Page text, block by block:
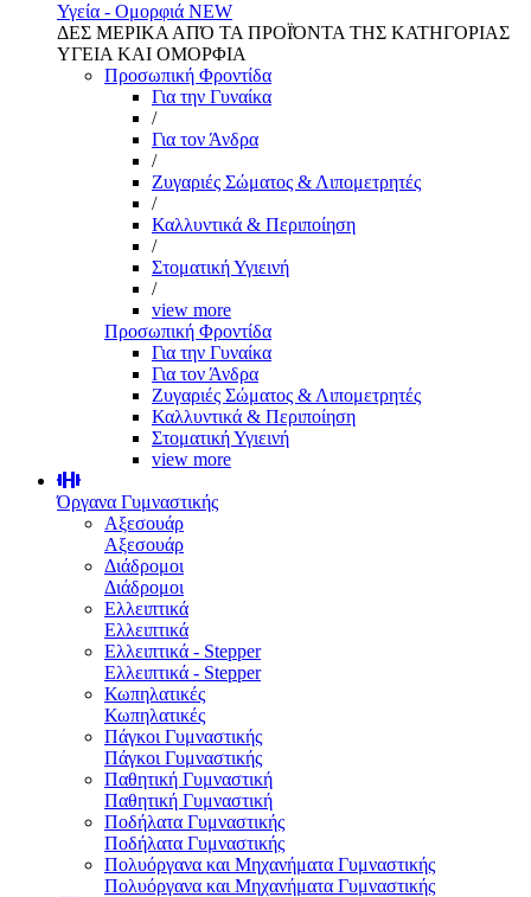
Υγεία - Ομορφιά NEW
ΔΕΣ ΜΕΡΙΚΑ ΑΠΌ ΤΑ ΠΡΟΪΌΝΤΑ ΤΗΣ ΚΑΤΗΓΟΡΙΑΣ
ΥΓΕΙΑ ΚΑΙ ΟΜΟΡΦΙΑ
Προσωπική Φροντίδα
Για την Γυναίκα
/
Για τον Άνδρα
/
Ζυγαριές Σώματος & Λιπομετρητές
/
Καλλυντικά & Περιποίηση
/
Στοματική Υγιεινή
/
view more
Προσωπική Φροντίδα
Για την Γυναίκα
Για τον Άνδρα
Ζυγαριές Σώματος & Λιπομετρητές
Καλλυντικά & Περιποίηση
Στοματική Υγιεινή
view more
Όργανα Γυμναστικής
Αξεσουάρ
Αξεσουάρ
Διάδρομοι
Διάδρομοι
Ελλειπτικά
Ελλειπτικά
Ελλειπτικά - Stepper
Ελλειπτικά - Stepper
Κωπηλατικές
Κωπηλατικές
Πάγκοι Γυμναστικής
Πάγκοι Γυμναστικής
Παθητική Γυμναστική
Παθητική Γυμναστική
Ποδήλατα Γυμναστικής
Ποδήλατα Γυμναστικής
Πολυόργανα και Μηχανήματα Γυμναστικής
Πολυόργανα και Μηχανήματα Γυμναστικής